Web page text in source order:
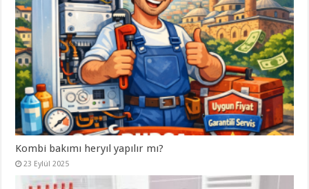
Kombi bakımı heryıl yapılır mı?
23 Eylül 2025